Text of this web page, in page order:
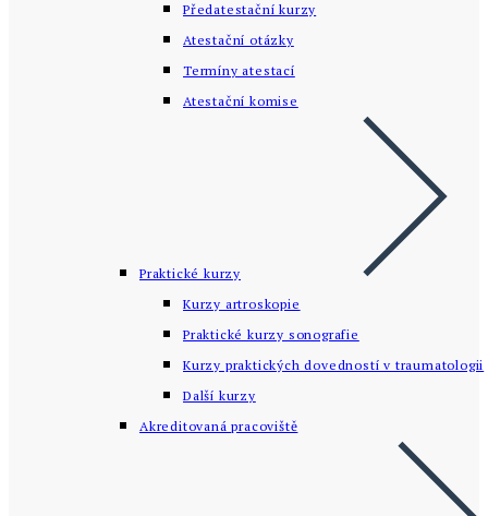
Předatestační kurzy
Atestační otázky
Termíny atestací
Atestační komise
Praktické kurzy
Kurzy artroskopie
Praktické kurzy sonografie
Kurzy praktických dovedností v traumatologii
Další kurzy
Akreditovaná pracoviště